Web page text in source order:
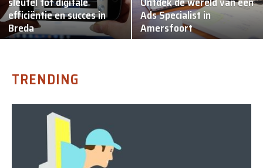
efficiëntie en succes in
Breda
Ads Specialist in
Amersfoort
TRENDING